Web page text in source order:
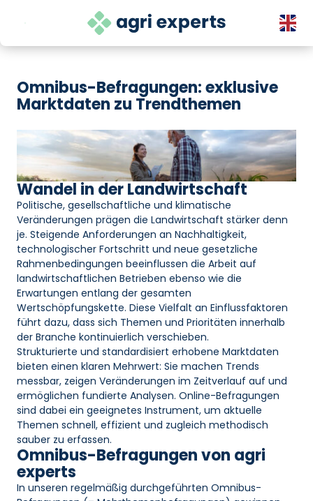
Inhalt
Omnibus-Befragungen: exklusive
Marktdaten zu Trendthemen
Wandel in der Landwirtschaft
Politische, gesellschaftliche und klimatische
Veränderungen prägen die Landwirtschaft stärker denn
je. Steigende Anforderungen an Nachhaltigkeit,
technologischer Fortschritt und neue gesetzliche
Rahmenbedingungen beeinflussen die Arbeit auf
landwirtschaftlichen Betrieben ebenso wie die
Erwartungen entlang der gesamten
Wertschöpfungskette. Diese Vielfalt an Einflussfaktoren
führt dazu, dass sich Themen und Prioritäten innerhalb
der Branche kontinuierlich verschieben.
Strukturierte und standardisiert erhobene Marktdaten
bieten einen klaren Mehrwert: Sie machen Trends
messbar, zeigen Veränderungen im Zeitverlauf auf und
ermöglichen fundierte Analysen. Online-Befragungen
sind dabei ein geeignetes Instrument, um aktuelle
Themen schnell, effizient und zugleich methodisch
sauber zu erfassen.
Omnibus-Befragungen von agri
experts
In unseren regelmäßig durchgeführten Omnibus-